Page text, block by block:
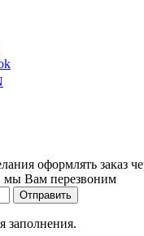
оформлять заказ
мы Вам перезвоним
Отправить
заполнения.